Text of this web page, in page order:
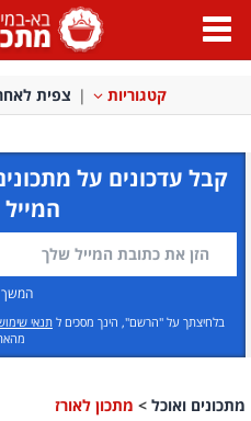
פתח
תפריט
קטגוריות צפית
קבל עדכונים על
בלחיצתך על "הרשם", הינך מסכים לתנאי
מתכונים ואוכל > מתכון לאורז